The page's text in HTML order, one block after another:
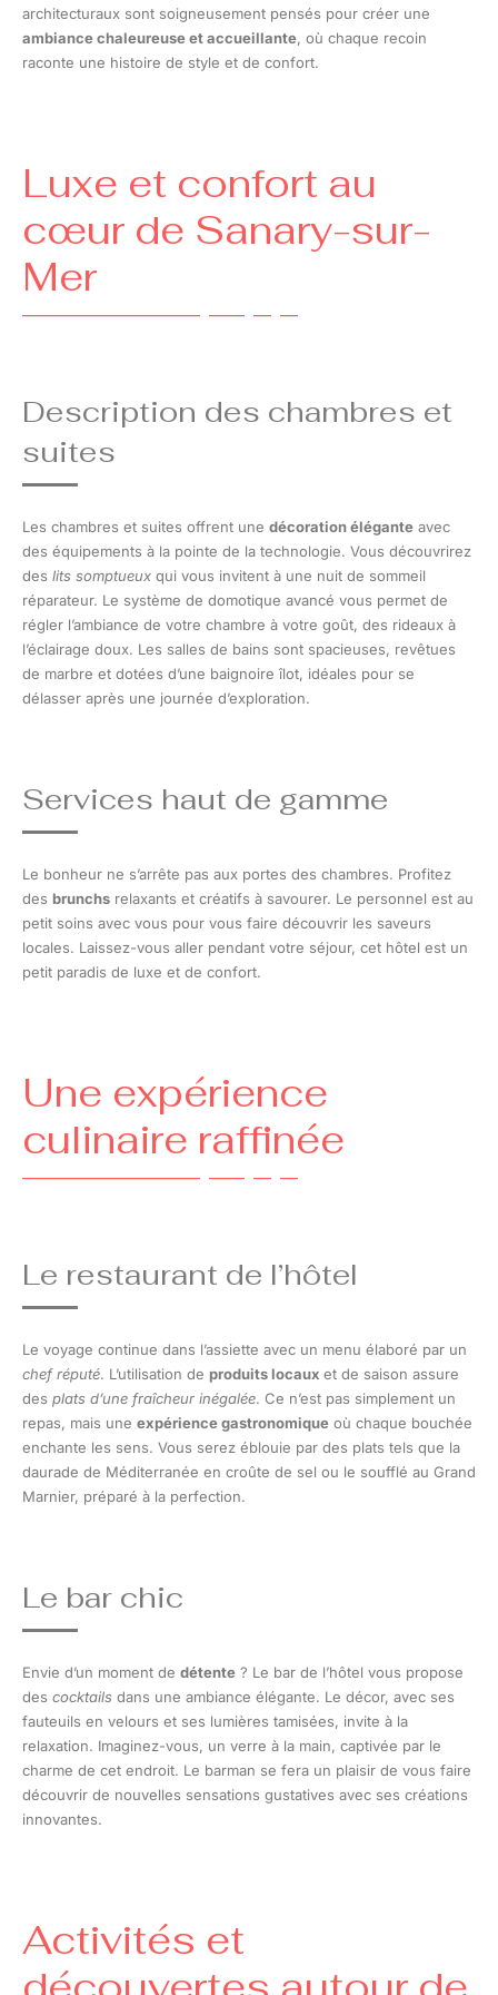
architecturaux sont soigneusement pensés pour créer une
ambiance chaleureuse et accueillante, où chaque recoin
raconte une histoire de style et de confort.
Luxe et confort au
cœur de Sanary-sur-
Mer
Description des chambres et
suites
Les chambres et suites offrent une décoration élégante avec
des équipements à la pointe de la technologie. Vous découvrirez
des lits somptueux qui vous invitent à une nuit de sommeil
réparateur. Le système de domotique avancé vous permet de
régler l’ambiance de votre chambre à votre goût, des rideaux à
l’éclairage doux. Les salles de bains sont spacieuses, revêtues
de marbre et dotées d’une baignoire îlot, idéales pour se
délasser après une journée d’exploration.
Services haut de gamme
Le bonheur ne s’arrête pas aux portes des chambres. Profitez
des brunchs relaxants et créatifs à savourer. Le personnel est au
petit soins avec vous pour vous faire découvrir les saveurs
locales. Laissez-vous aller pendant votre séjour, cet hôtel est un
petit paradis de luxe et de confort.
Une expérience
culinaire raffinée
Le restaurant de l’hôtel
Le voyage continue dans l’assiette avec un menu élaboré par un
chef réputé. L’utilisation de produits locaux et de saison assure
des plats d’une fraîcheur inégalée. Ce n’est pas simplement un
repas, mais une expérience gastronomique où chaque bouchée
enchante les sens. Vous serez éblouie par des plats tels que la
daurade de Méditerranée en croûte de sel ou le soufflé au Grand
Marnier, préparé à la perfection.
Le bar chic
Envie d’un moment de détente ? Le bar de l’hôtel vous propose
des cocktails dans une ambiance élégante. Le décor, avec ses
fauteuils en velours et ses lumières tamisées, invite à la
relaxation. Imaginez-vous, un verre à la main, captivée par le
charme de cet endroit. Le barman se fera un plaisir de vous faire
découvrir de nouvelles sensations gustatives avec ses créations
innovantes.
Activités et